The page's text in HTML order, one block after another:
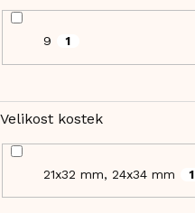
9 1
Velikost kostek
21x32 mm, 24x34 mm 1